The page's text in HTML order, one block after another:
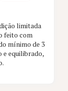
limitada
feito com
mínimo de 3
e equilibrado,